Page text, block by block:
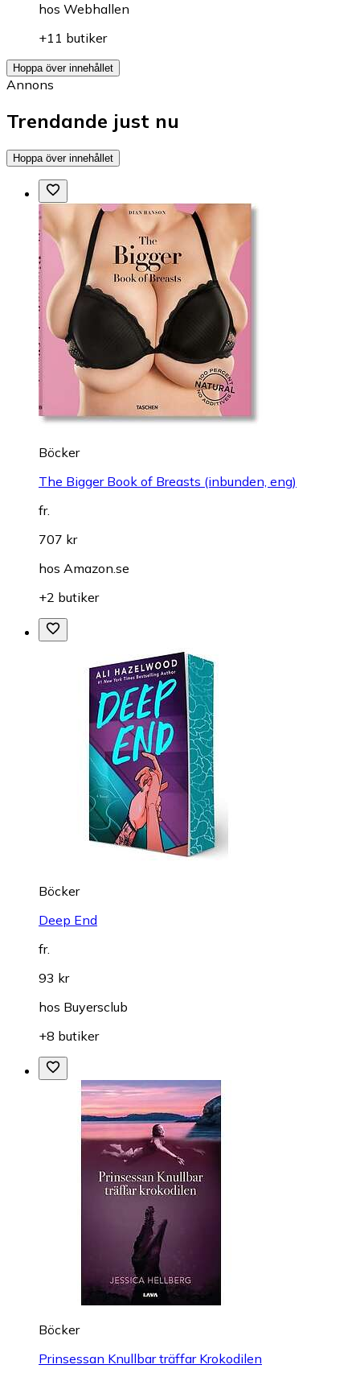
hos Webhallen
+11 butiker
Hoppa över innehållet
Annons
Trendande just nu
Hoppa över innehållet
Böcker
The Bigger Book of Breasts (inbunden, eng)
fr.
707 kr
hos Amazon.se
+2 butiker
Böcker
Deep End
fr.
93 kr
hos Buyersclub
+8 butiker
Böcker
Prinsessan Knullbar träffar Krokodilen